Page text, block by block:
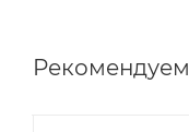
Рекомендуем